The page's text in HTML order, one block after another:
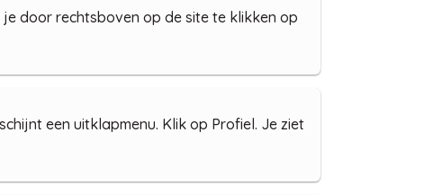
door rechtsboven op de site te klikken op
een uitklapmenu. Klik op Profiel. Je ziet